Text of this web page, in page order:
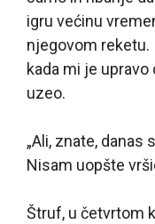
igru većinu
njegovom reketu.
kada mi je
uzeo.
„Ali, znate, danas
Nisam uopšte
Štruf, u četvrtom